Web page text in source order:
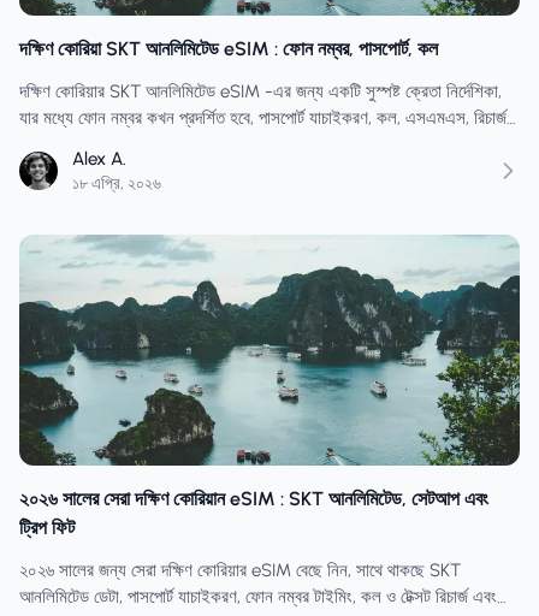
দক্ষিণ কোরিয়া SKT আনলিমিটেড eSIM : ফোন নম্বর, পাসপোর্ট, কল
দক্ষিণ কোরিয়ার SKT আনলিমিটেড eSIM -এর জন্য একটি সুস্পষ্ট ক্রেতা নির্দেশিকা,
যার মধ্যে ফোন নম্বর কখন প্রদর্শিত হবে, পাসপোর্ট যাচাইকরণ, কল, এসএমএস, রিচার্জ
Alex A.
১৮ এপ্রি, ২০২৬
২০২৬ সালের সেরা দক্ষিণ কোরিয়ান eSIM : SKT আনলিমিটেড, সেটআপ এবং
ট্রিপ ফিট
২০২৬ সালের জন্য সেরা দক্ষিণ কোরিয়ার eSIM বেছে নিন, সাথে থাকছে SKT
আনলিমিটেড ডেটা, পাসপোর্ট যাচাইকরণ, ফোন নম্বর টাইমিং, কল ও টেক্সট রিচার্জ এবং